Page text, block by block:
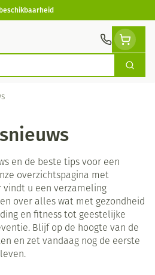
Zoek
en de beste tips voor een
overzichtspagina met
vindt u een verzameling
over alles wat met gezondheid
en fitness tot geestelijke
Blijf op de hoogte van de
en zet vandaag nog de eerste